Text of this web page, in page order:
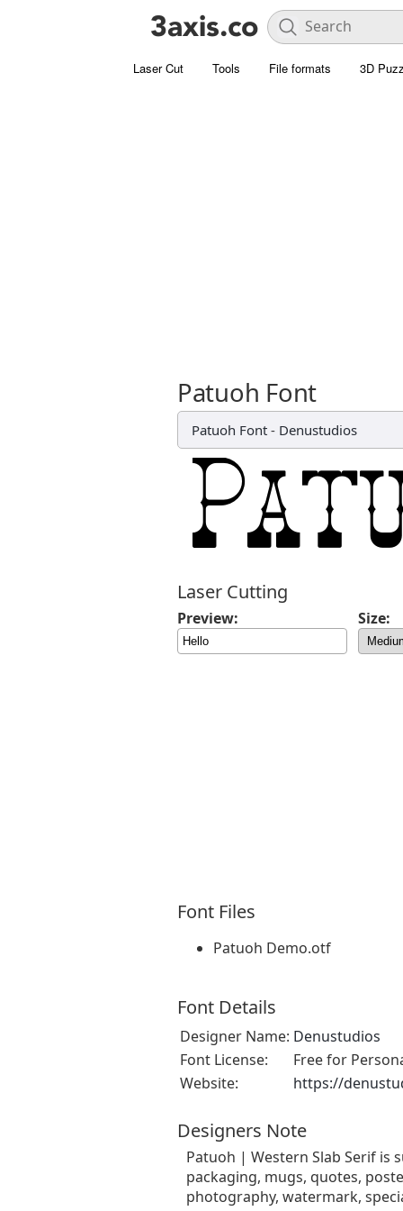
Laser Cut Tools File formats 3D
Patuoh Font
Patuoh Font - Denustudios
Laser Cutting
Preview: Size:
Font Files
Patuoh Demo.otf
Font Details
Designer Name: Denustudios
Font License:
Free for
Website:
https://
Designers Note
Patuoh | Western Slab Serif is
packaging, mugs, quotes,
photography, watermark,